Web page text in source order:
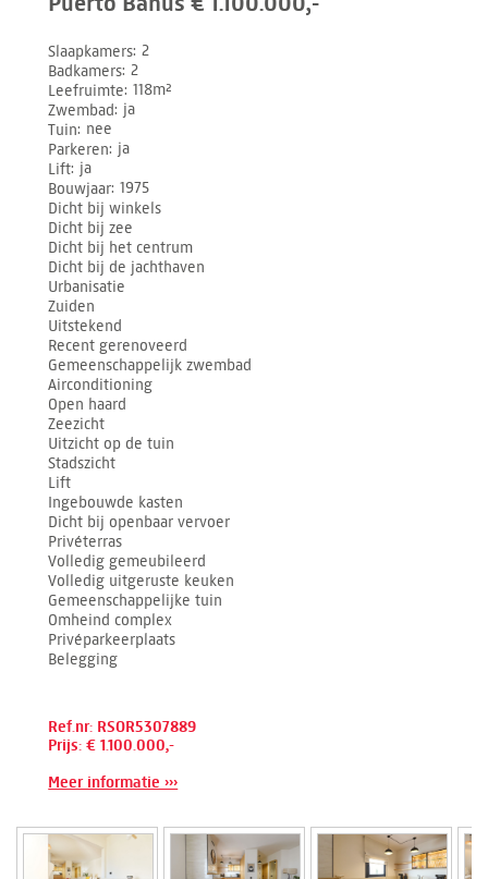
Slaapkamers 2
Badkamers 2
Leefruimte 118m²
Zwembad ja
Tuin nee
Parkeren ja
Lift ja
Bouwjaar 1975
Dicht bij winkels
Dicht bij zee
Dicht bij het centrum
Dicht bij de jachthaven
Urbanisatie
Zuiden
Uitstekend
Recent gerenoveerd
Gemeenschappelijk zwembad
Airconditioning
Open haard
Zeezicht
Uitzicht op de tuin
Stadszicht
Lift
Ingebouwde kasten
Dicht bij openbaar vervoer
Privéterras
Volledig gemeubileerd
Volledig uitgeruste keuken
Gemeenschappelijke tuin
Omheind complex
Privéparkeerplaats
Belegging
Ref.nr: RSOR5307889
Prijs: € 1.100.000,-
Meer informatie ›››